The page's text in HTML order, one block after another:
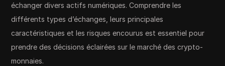
échanger divers actifs numériques. Comprendre les
différents types d’échanges, leurs principales
caractéristiques et les risques encourus est essentiel pour
prendre des décisions éclairées sur le marché des crypto-
monnaies.